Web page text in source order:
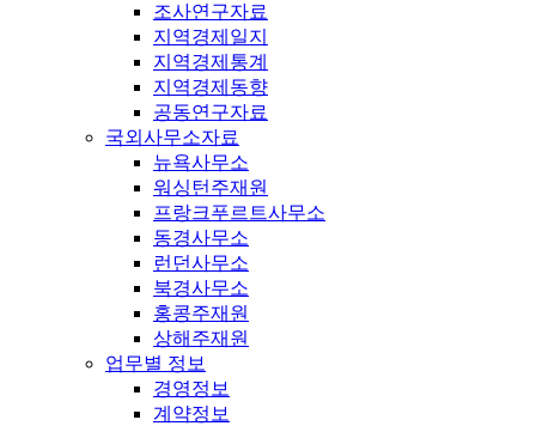
조사연구자료
지역경제일지
지역경제통계
지역경제동향
공동연구자료
국외사무소자료
뉴욕사무소
워싱턴주재원
프랑크푸르트사무소
동경사무소
런던사무소
북경사무소
홍콩주재원
상해주재원
업무별 정보
경영정보
계약정보